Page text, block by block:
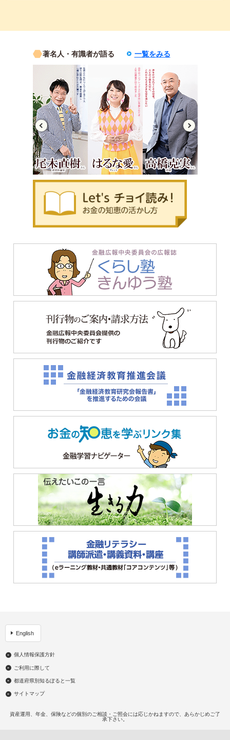
著名人・有識者が語る 一覧をみる
English
個人情報保護方針
ご利用に際して
都道府県別知るぽると一覧
サイトマップ
資産運用、年金、保険などの個別のご相談・ご照会には応じかねますので、あらかじめご了
承下さい。